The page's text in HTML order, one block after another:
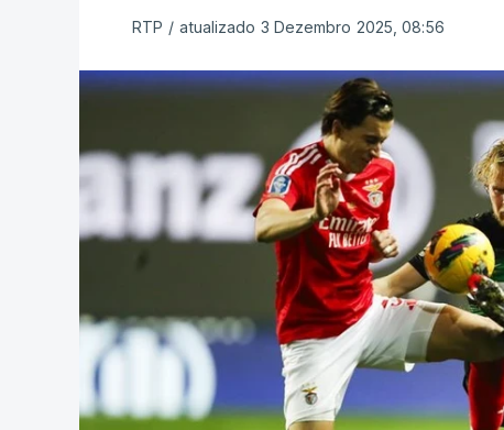
RTP / atualizado 3 Dezembro 2025, 08:56